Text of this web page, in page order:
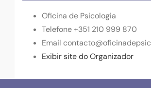
Oficina de Psicologia
Telefone+351 210 999 870
Email
Exibir site do Organizador